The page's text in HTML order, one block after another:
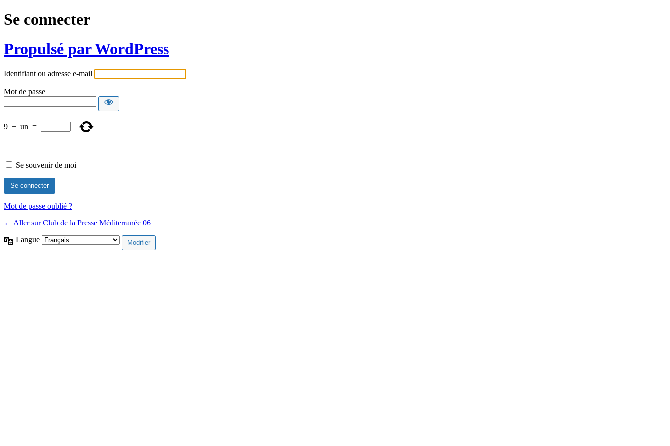
Se connecter
Propulsé par WordPress
Identifiant ou adresse e-mail
Mot de passe
9 − un =
Se souvenir de moi
Mot de passe oublié ?
← Aller sur Club de la Presse Méditerranée 06
Langue